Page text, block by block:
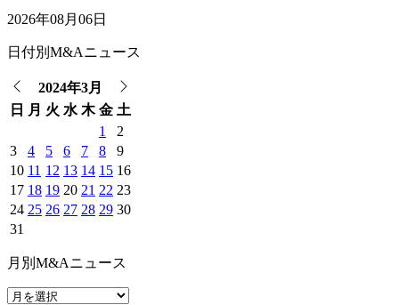
2026年08月06日
日付別M&Aニュース
2024年3月
日
月 火 水 木 金 土
1
2
3
4 5 6 7 8
9
10 11 12 13 14 15 16
17 18 19 20 21 22 23
24 25 26 27 28 29 30
31
月別M&Aニュース